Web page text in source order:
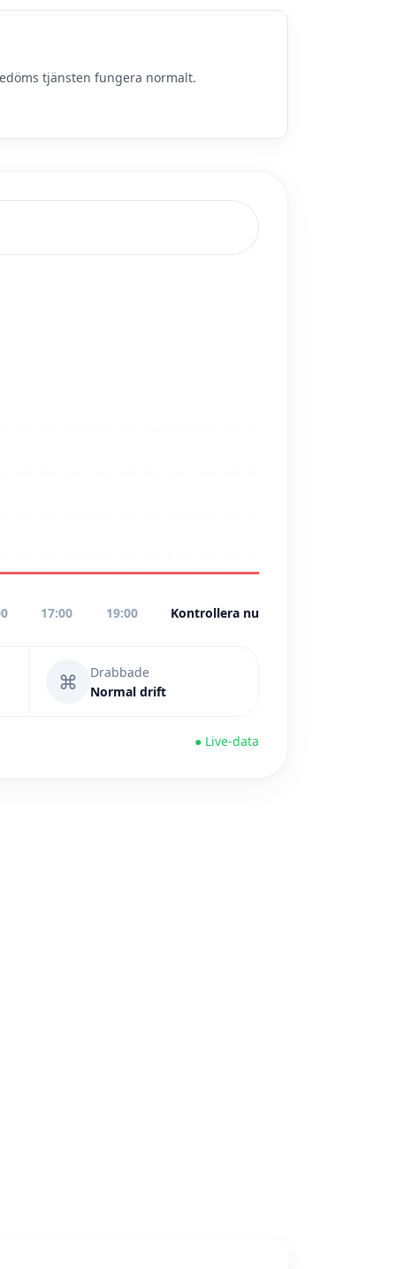
tjänsten fungera normalt.
17:00 19:00 Kontrollera nu
⌘
Drabbade
Normal drift
● Live-data